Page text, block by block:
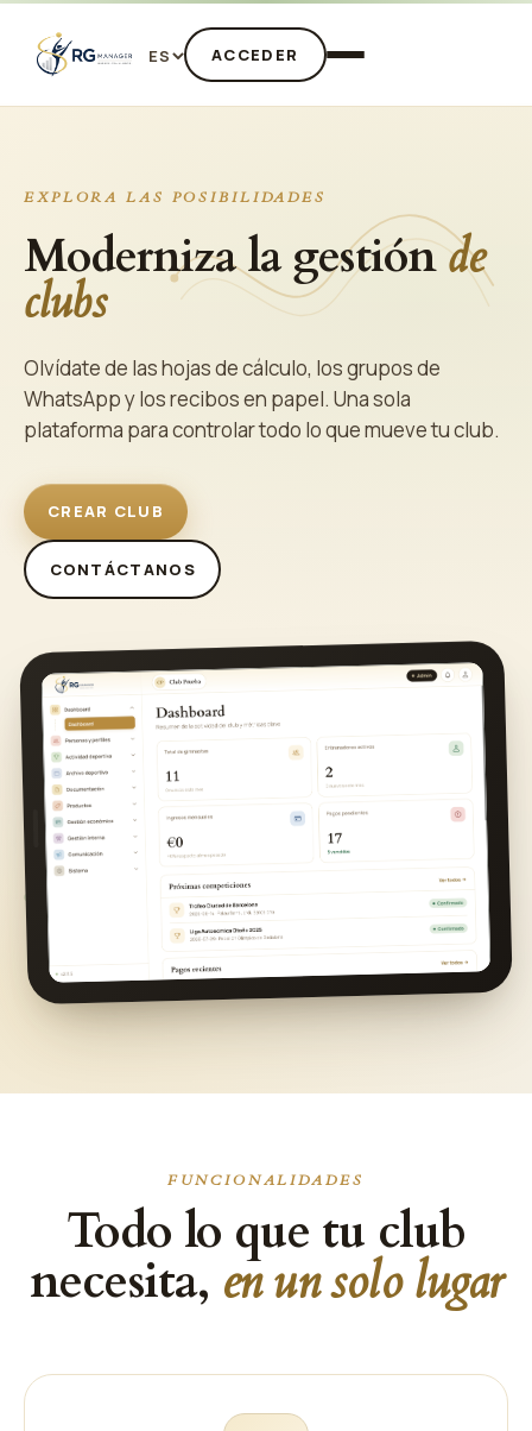
ES ACCEDER
EXPLORA LAS POSIBILIDADES
Moderniza la gestiónde
clubs
Olvídate de las hojas de cálculo, los grupos de
WhatsApp y los recibos en papel. Una sola
plataforma para controlar todo lo que mueve tu club.
CREAR CLUB
CONTÁCTANOS
FUNCIONALIDADES
Todo lo que tu club
necesita, en un solo lugar